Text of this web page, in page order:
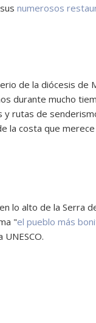
numerosos
de la diócesis de
durante mucho
rutas de
la costa que
lo alto de la Serra
"el pueblo más